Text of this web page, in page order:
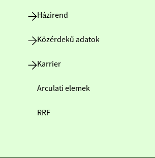
Házirend
Közérdekű adatok
Karrier
Arculati elemek
RRF